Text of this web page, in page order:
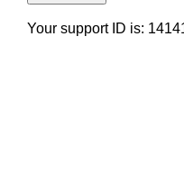
Your support ID is: